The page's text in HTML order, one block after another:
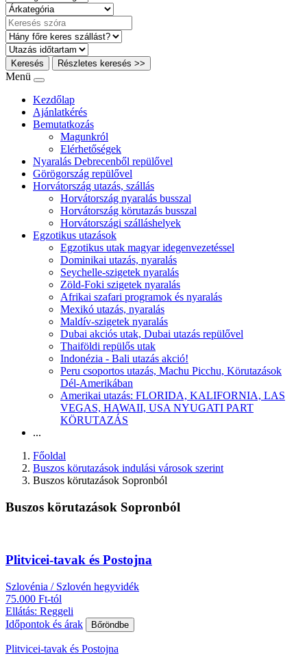
Keresés Részletes keresés >>
Menü
Kezdőlap
Ajánlatkérés
Bemutatkozás
Magunkról
Elérhetőségek
Nyaralás Debrecenből repülővel
Görögország repülővel
Horvátország utazás, szállás
Horvátország nyaralás busszal
Horvátország körutazás busszal
Horvátországi szálláshelyek
Egzotikus utazások
Egzotikus utak magyar idegenvezetéssel
Dominikai utazás, nyaralás
Seychelle-szigetek nyaralás
Zöld-Foki szigetek nyaralás
Afrikai szafari programok és nyaralás
Mexikó utazás, nyaralás
Maldív-szigetek nyaralás
Dubai akciós utak, Dubai utazás repülővel
Thaiföldi repülős utak
Indonézia - Bali utazás akció!
Peru csoportos utazás, Machu Picchu, Körutazások
Dél-Amerikában
Amerikai utazás: FLORIDA, KALIFORNIA, LAS
VEGAS, HAWAII, USA NYUGATI PART
KÖRUTAZÁS
...
Főoldal
Buszos körutazások indulási városok szerint
Buszos körutazások Sopronból
Buszos körutazások Sopronból
Plitvicei-tavak és Postojna
Szlovénia / Szlovén hegyvidék
75.000 Ft-tól
Ellátás: Reggeli
Időpontok és árak
Bőröndbe
Plitvicei-tavak és Postojna